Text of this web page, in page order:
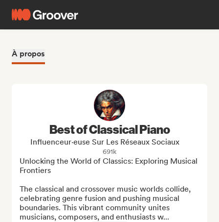
À propos
Best of Classical Piano
Influenceur·euse Sur Les Réseaux Sociaux
691k
Unlocking the World of Classics: Exploring Musical
Frontiers
The classical and crossover music worlds collide,
celebrating genre fusion and pushing musical
boundaries. This vibrant community unites
musicians, composers, and enthusiasts w...